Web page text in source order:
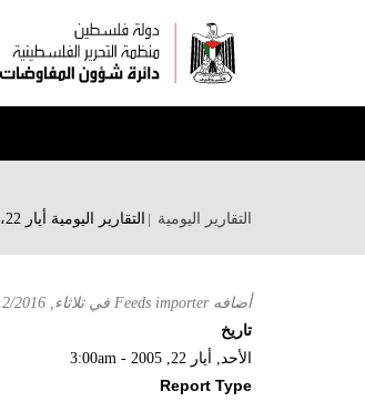
التقارير اليومية التقارير اليومية أيار 22، 2005
أضافهFeeds importer فيثلاثاء, 01/12/2016 - 17:31
تاريخ
الأحد, أيار 22, 2005 - 3:00am
Report Type